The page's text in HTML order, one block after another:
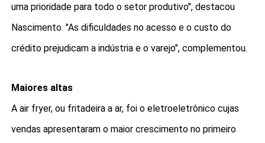
uma prioridade para todo o setor produtivo", destacou
Nascimento. "As dificuldades no acesso e o custo do
crédito prejudicam a indústria e o varejo", complementou.
Maiores altas
A air fryer, ou fritadeira a ar, foi o eletroeletrônico cujas
vendas apresentaram o maior crescimento no primeiro